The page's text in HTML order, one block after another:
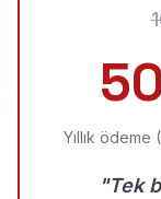
Yıllık
"Tek